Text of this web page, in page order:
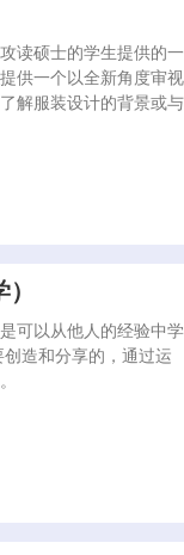
读硕士的学生提供的一
供一个以全新角度审视
解服装设计的背景或与
可以从他人的经验中学
造和分享的，通过运